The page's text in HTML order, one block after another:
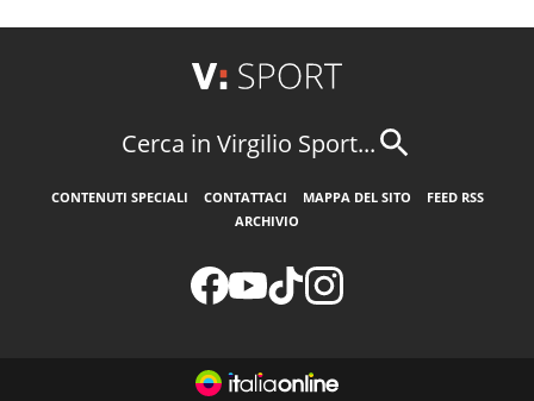
Cerca in Virgilio Sport...
CONTENUTI SPECIALI CONTATTACI MAPPA DEL SITO
FEED RSS
ARCHIVIO